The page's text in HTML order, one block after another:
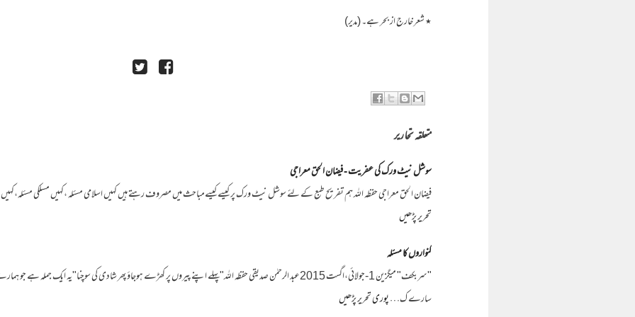
٭ شعر خارج از بحر ہے۔ (مدیر)
متعلقہ تحاریر
سوشل نیٹ ورک کی عفریت - فیضان الحق معراجی
فیضان الحق معراجی حفظہ اللہ ہم تفریح طبع کے لئے سوشل نیٹ ورک پر کیسے کیسےمباحث میں مصروف رہتے ہیں کہیں اسلامی مسئلہ ،کہیں مسلکی
تحریر پڑھیں
کنواروں کا مسئلہ
"سربکف" میگزین 1-جولائی،اگست 2015عبد الرحمٰن صدیقی حفظہ اللہ"پہلے اپنے پیروں پر کھڑے ہوجاؤ پھر شادی کی سوچنا"یہ ایک جملہ
سارے ک…پوری تحریر پڑھیں